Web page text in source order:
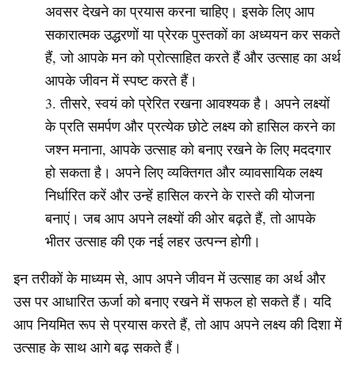
अवसर देखने का प्रयास करना चाहिए। इसके लिए आप
सकारात्मक उद्धरणों या प्रेरक पुस्तकों का अध्ययन कर सकते
हैं, जो आपके मन को प्रोत्साहित करते हैं और उत्साह का अर्थ
आपके जीवन में स्पष्ट करते हैं।
तीसरे, स्वयं को प्रेरित रखना आवश्यक है। अपने लक्ष्यों
के प्रति समर्पण और प्रत्येक छोटे लक्ष्य को हासिल करने का
जश्न मनाना, आपके उत्साह को बनाए रखने के लिए मददगार
हो सकता है। अपने लिए व्यक्तिगत और व्यावसायिक लक्ष्य
निर्धारित करें और उन्हें हासिल करने के रास्ते की योजना
बनाएं। जब आप अपने लक्ष्यों की ओर बढ़ते हैं, तो आपके
भीतर उत्साह की एक नई लहर उत्पन्न होगी।
इन तरीकों के माध्यम से, आप अपने जीवन में उत्साह का अर्थ और
उस पर आधारित ऊर्जा को बनाए रखने में सफल हो सकते हैं। यदि
आप नियमित रूप से प्रयास करते हैं, तो आप अपने लक्ष्य की दिशा में
उत्साह के साथ आगे बढ़ सकते हैं।